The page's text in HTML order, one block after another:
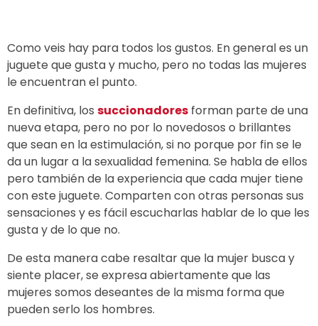
Como veis hay para todos los gustos. En general es un
juguete que gusta y mucho, pero no todas las mujeres
le encuentran el punto.
En definitiva, los succionadores forman parte de una
nueva etapa, pero no por lo novedosos o brillantes
que sean en la estimulación, si no porque por fin se le
da un lugar a la sexualidad femenina. Se habla de ellos
pero también de la experiencia que cada mujer tiene
con este juguete. Comparten con otras personas sus
sensaciones y es fácil escucharlas hablar de lo que les
gusta y de lo que no.
De esta manera cabe resaltar que la mujer busca y
siente placer, se expresa abiertamente que las
mujeres somos deseantes de la misma forma que
pueden serlo los hombres.